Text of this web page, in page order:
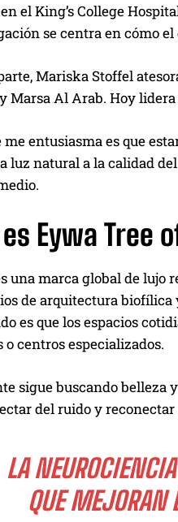
el King’s College
se centra en cómo
Mariska Stoffel
Marsa Al Arab. Hoy
me entusiasma es que
luz natural a la calidad
Eywa Tree
una marca global de lujo
de arquitectura biofílica
es que los espacios
centros especializados.
sigue buscando belleza
del ruido y
LA
QUE MEJORAN